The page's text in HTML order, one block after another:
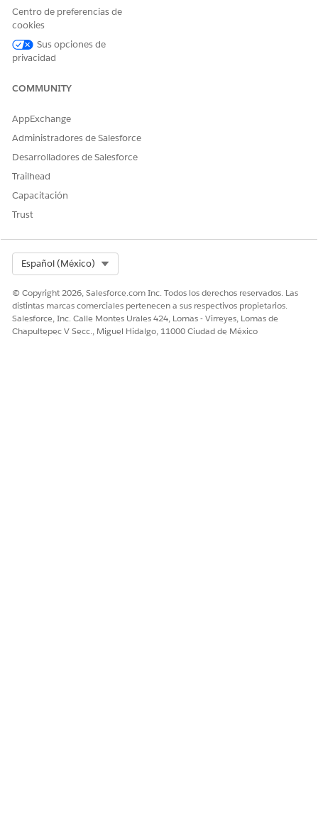
¿RESOLVIÓ ESTE ARTÍCULO SU PROBLEMA?
Centro de preferencias de
cookies
Sus opciones de
privacidad
COMMUNITY
AppExchange
Administradores de Salesforce
Desarrolladores de Salesforce
Trailhead
Capacitación
Trust
Español (México)
© Copyright 2026, Salesforce.com Inc. Todos los derechos reservados. Las
distintas marcas comerciales pertenecen a sus respectivos propietarios.
Salesforce, Inc. Calle Montes Urales 424, Lomas - Virreyes, Lomas de
Chapultepec V Secc., Miguel Hidalgo, 11000 Ciudad de México